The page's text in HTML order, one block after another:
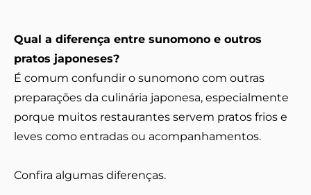
Qual a diferença entre sunomono e outros
pratos japoneses?
É comum confundir o sunomono com outras
preparações da culinária japonesa, especialmente
porque muitos restaurantes servem pratos frios e
leves como entradas ou acompanhamentos.
Confira algumas diferenças.